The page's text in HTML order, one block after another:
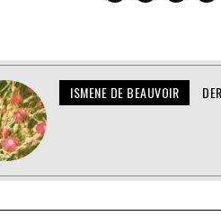
ISMENE DE BEAUVOIR